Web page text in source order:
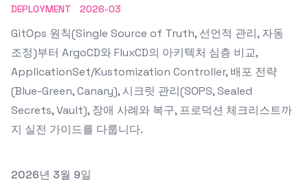
DEPLOYMENT
2026-03
GitOps 원칙(Single Source of Truth, 선언적 관리, 자동
조정)부터 ArgoCD와 FluxCD의 아키텍처 심층 비교,
ApplicationSet/Kustomization Controller, 배포 전략
(Blue-Green, Canary), 시크릿 관리(SOPS, Sealed
Secrets, Vault), 장애 사례와 복구, 프로덕션 체크리스트까
지 실전 가이드를 다룹니다.
Published on
2026년 3월 9일